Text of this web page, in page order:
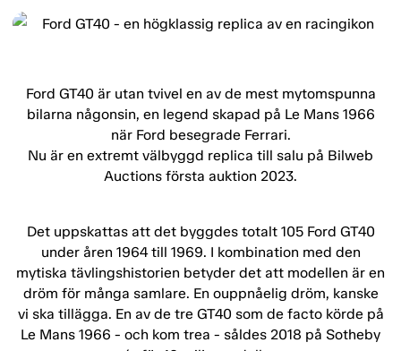
Ford GT40 är utan tvivel en av de mest mytomspunna
bilarna någonsin, en legend skapad på Le Mans 1966
när Ford besegrade Ferrari.
Nu är en extremt välbyggd replica till salu på Bilweb
Auctions första auktion 2023.
Det uppskattas att det byggdes totalt 105 Ford GT40
under åren 1964 till 1969. I kombination med den
mytiska tävlingshistorien betyder det att modellen är en
dröm för många samlare. En ouppnåelig dröm, kanske
vi ska tillägga. En av de tre GT40 som de facto körde på
Le Mans 1966 - och kom trea - såldes 2018 på Sotheby